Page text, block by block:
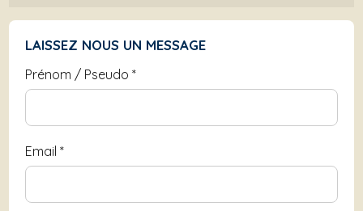
LAISSEZ NOUS UN MESSAGE
Prénom / Pseudo*
Email*